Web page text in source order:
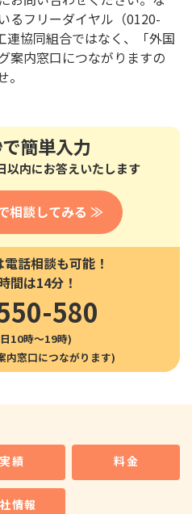
るフリーダイヤル（0120-
協同組合ではなく、「外国
案内窓口につながりますの
で簡単入力
以内にお答えいたします
相談してみる ≫
話相談も可能！
間は14分！
580
10時〜19時)
実績 料金
情報